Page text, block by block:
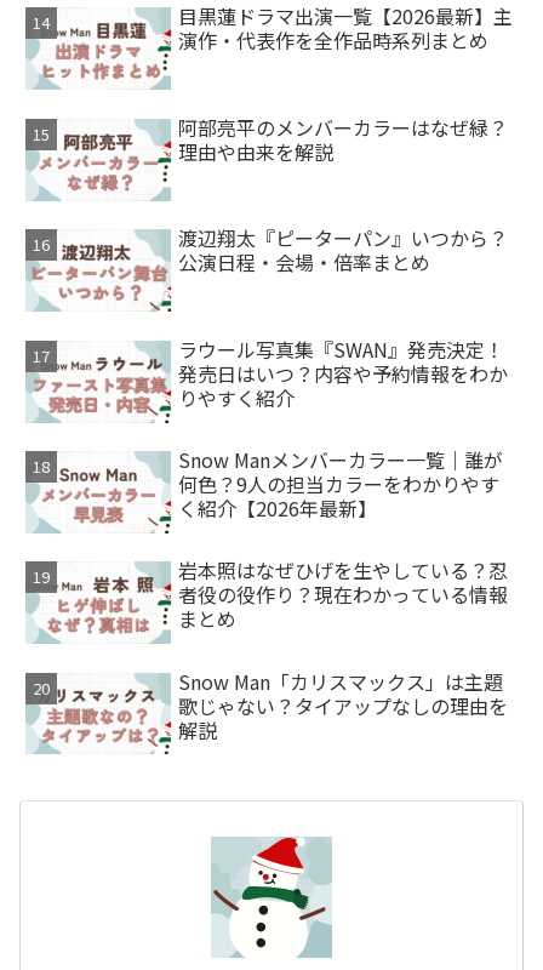
目黒蓮ドラマ出演一覧【2026最新】主
演作・代表作を全作品時系列まとめ
阿部亮平のメンバーカラーはなぜ緑？
理由や由来を解説
渡辺翔太『ピーターパン』いつから？
公演日程・会場・倍率まとめ
ラウール写真集『SWAN』発売決定！
発売日はいつ？内容や予約情報をわか
りやすく紹介
Snow Manメンバーカラー一覧｜誰が
何色？9人の担当カラーをわかりやす
く紹介【2026年最新】
岩本照はなぜひげを生やしている？忍
者役の役作り？現在わかっている情報
まとめ
Snow Man「カリスマックス」は主題
歌じゃない？タイアップなしの理由を
解説